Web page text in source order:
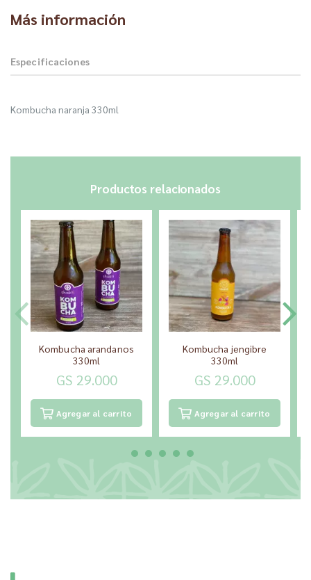
Más información
Especificaciones
Kombucha naranja 330ml
Productos relacionados
Kombucha arandanos
330ml
GS 29.000
Agregar al carrito
Kombucha jengibre
330ml
GS 29.000
Agregar al carrito